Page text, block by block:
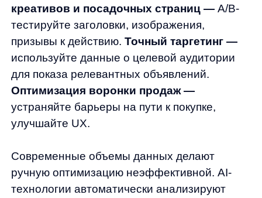
выявляет скрытые паттерны покупок
и создает эффективные кросс-селлы.
Прирост выручки достигает 3% от общего
оборота, а конверсия увеличивается в 4
раза.
Диалоговые автоподсказкинаправляют
пользователей к нужным категориям,
увеличивая выручку до 12% за счет
AI-автоматизация Any обеспечивает
постоянную оптимизацию без участия